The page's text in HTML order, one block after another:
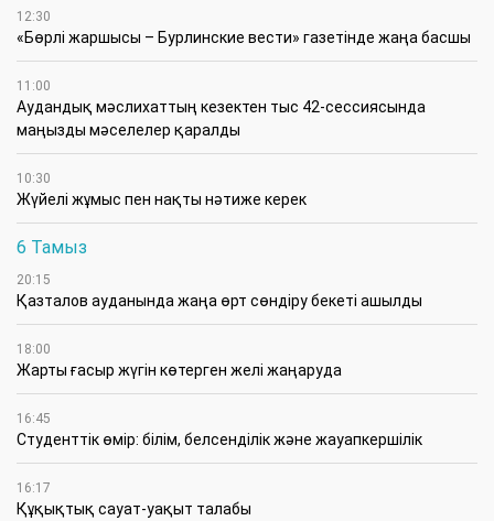
12:30
«Бөрлі жаршысы – Бурлинские вести» газетінде жаңа басшы
11:00
Аудандық мәслихаттың кезектен тыс 42-сессиясында
маңызды мәселелер қаралды
10:30
Жүйелі жұмыс пен нақты нәтиже керек
6 Тамыз
20:15
Қазталов ауданында жаңа өрт сөндіру бекеті ашылды
18:00
Жарты ғасыр жүгін көтерген желі жаңаруда
16:45
Студенттік өмір: білім, белсенділік және жауапкершілік
16:17
Құқықтық сауат-уақыт талабы